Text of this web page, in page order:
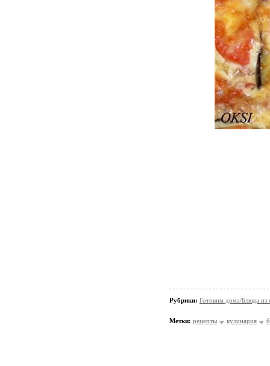
Рубрики: Готовим дома/Блюда из
Метки: рецепты кулинария